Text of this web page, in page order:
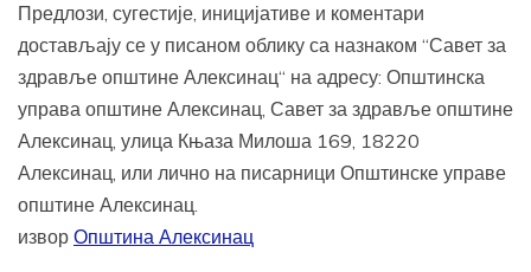
Предлози, сугестије, иницијативе и коментари
достављају се у писаном облику са назнаком “Савет за
здравље општине Алексинац“ на адресу: Општинска
управа општине Алексинац, Савет за здравље општине
Алексинац, улица Књаза Милоша 169, 18220
Алексинац, или лично на писарници Општинске управе
општине Алексинац.
извор Општина Алексинац